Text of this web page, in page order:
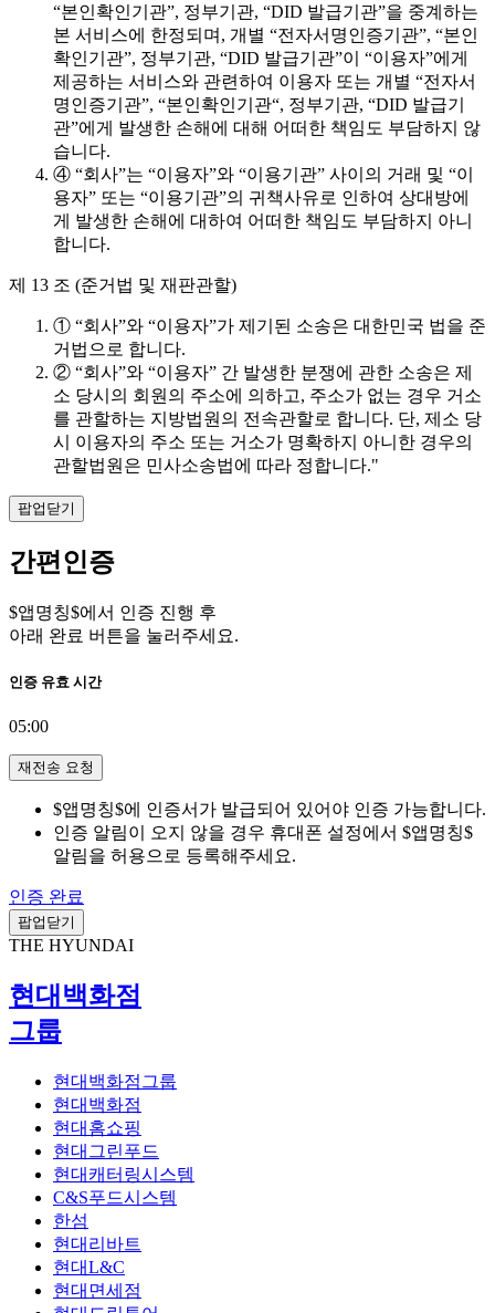
“본인확인기관”, 정부기관, “DID 발급기관”을 중계하는
본 서비스에 한정되며, 개별 “전자서명인증기관”, “본인
확인기관”, 정부기관, “DID 발급기관”이 “이용자”에게
제공하는 서비스와 관련하여 이용자 또는 개별 “전자서
명인증기관”, “본인확인기관“, 정부기관, “DID 발급기
관”에게 발생한 손해에 대해 어떠한 책임도 부담하지 않
습니다.
④ “회사”는 “이용자”와 “이용기관” 사이의 거래 및 “이
용자” 또는 “이용기관”의 귀책사유로 인하여 상대방에
게 발생한 손해에 대하여 어떠한 책임도 부담하지 아니
합니다.
제 13 조 (준거법 및 재판관할)
① “회사”와 “이용자”가 제기된 소송은 대한민국 법을 준
거법으로 합니다.
② “회사”와 “이용자” 간 발생한 분쟁에 관한 소송은 제
소 당시의 회원의 주소에 의하고, 주소가 없는 경우 거소
를 관할하는 지방법원의 전속관할로 합니다. 단, 제소 당
시 이용자의 주소 또는 거소가 명확하지 아니한 경우의
관할법원은 민사소송법에 따라 정합니다."
팝업닫기
간편인증
$앱명칭$에서 인증 진행 후
아래 완료 버튼을 눌러주세요.
인증 유효 시간
05:00
재전송 요청
$앱명칭$에 인증서가 발급되어 있어야 인증 가능합니다.
인증 알림이 오지 않을 경우 휴대폰 설정에서 $앱명칭$
알림을 허용으로 등록해주세요.
인증 완료
팝업닫기
THE HYUNDAI
현대백화점
그룹
현대백화점그룹
현대백화점
현대홈쇼핑
현대그린푸드
현대캐터링시스템
C&S푸드시스템
한섬
현대리바트
현대L&C
현대면세점